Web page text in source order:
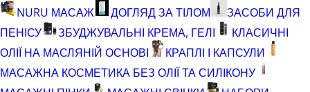
NURU МАСАЖ
ДОГЛЯД ЗА ТІЛОМ
ЗАСОБИ ДЛЯ
ПЕНІСУ
ЗБУДЖУВАЛЬНІ КРЕМА, ГЕЛІ
КЛАСИЧНІ
ОЛІЇ НА МАСЛЯНІЙ ОСНОВІ
КРАПЛІ І КАПСУЛИ
МАСАЖНА КОСМЕТИКА БЕЗ ОЛІЇ ТА СИЛІКОНУ